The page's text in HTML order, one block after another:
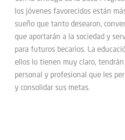
los jóvenes favorecidos están
sueño que tanto desearon,
que aportarán a la sociedad y
para futuros becarios. La
ellos lo tienen muy claro,
personal y profesional que les
y consolidar sus metas.